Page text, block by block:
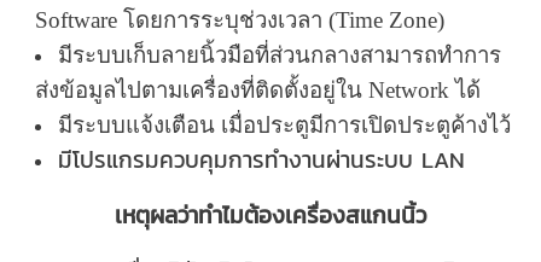
Software โดยการระบุช่วงเวลา (Time Zone)
มีระบบเก็บลายนิ้วมือที่ส่วนกลางสามารถทำการ
ส่งข้อมูลไปตามเครื่องที่ติดตั้งอยู่ใน Network ได้
มีระบบแจ้งเตือน เมื่อประตูมีการเปิดประตูค้างไว้
มีโปรแกรมควบคุมการทำงานผ่านระบบ LAN
เหตุผลว่าทำไมต้องเครื่องสแกนนิ้ว